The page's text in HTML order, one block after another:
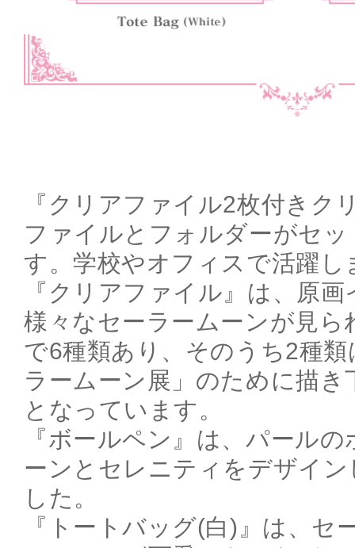
『クリアファイル2枚付きク
ファイルとフォルダーがセ
す。学校やオフィスで活躍し
『クリアファイル』は、原
様々なセーラームーンが見ら
で6種類あり、そのうち2種
ラームーン展」のために描
となっています。
『ボールペン』は、パール
ーンとセレニティをデザイ
した。
『トートバッグ(白)』は、セ